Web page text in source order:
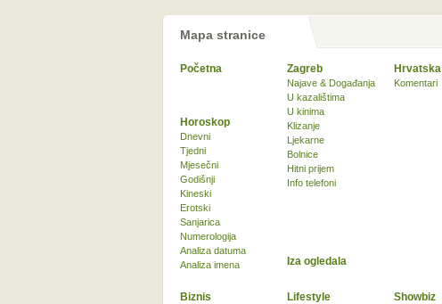
Mapa stranice
Početna Zagreb
Najave & Događanja
U kazalištima
U kinima
Klizanje
Ljekarne
Bolnice
Hitni prijem
Info telefoni
Hrvatska
Komentari
Biznis Lifestyle Showbiz
Horoskop
Dnevni
Tjedni
Mjesečni
Godišnji
Kineski
Erotski
Sanjarica
Numerologija
Analiza datuma
Analiza imena
Iza ogledala